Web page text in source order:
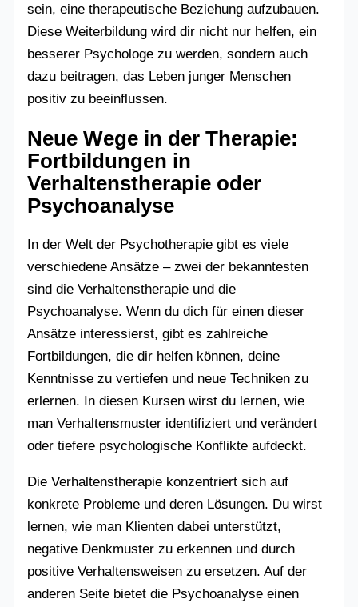
sein, eine therapeutische Beziehung aufzubauen.
Diese Weiterbildung wird dir nicht nur helfen, ein
besserer Psychologe zu werden, sondern auch
dazu beitragen, das Leben junger Menschen
positiv zu beeinflussen.
Neue Wege in der Therapie:
Fortbildungen in
Verhaltenstherapie oder
Psychoanalyse
In der Welt der Psychotherapie gibt es viele
verschiedene Ansätze – zwei der bekanntesten
sind die Verhaltenstherapie und die
Psychoanalyse. Wenn du dich für einen dieser
Ansätze interessierst, gibt es zahlreiche
Fortbildungen, die dir helfen können, deine
Kenntnisse zu vertiefen und neue Techniken zu
erlernen. In diesen Kursen wirst du lernen, wie
man Verhaltensmuster identifiziert und verändert
oder tiefere psychologische Konflikte aufdeckt.
Die Verhaltenstherapie konzentriert sich auf
konkrete Probleme und deren Lösungen. Du wirst
lernen, wie man Klienten dabei unterstützt,
negative Denkmuster zu erkennen und durch
positive Verhaltensweisen zu ersetzen. Auf der
anderen Seite bietet die Psychoanalyse einen